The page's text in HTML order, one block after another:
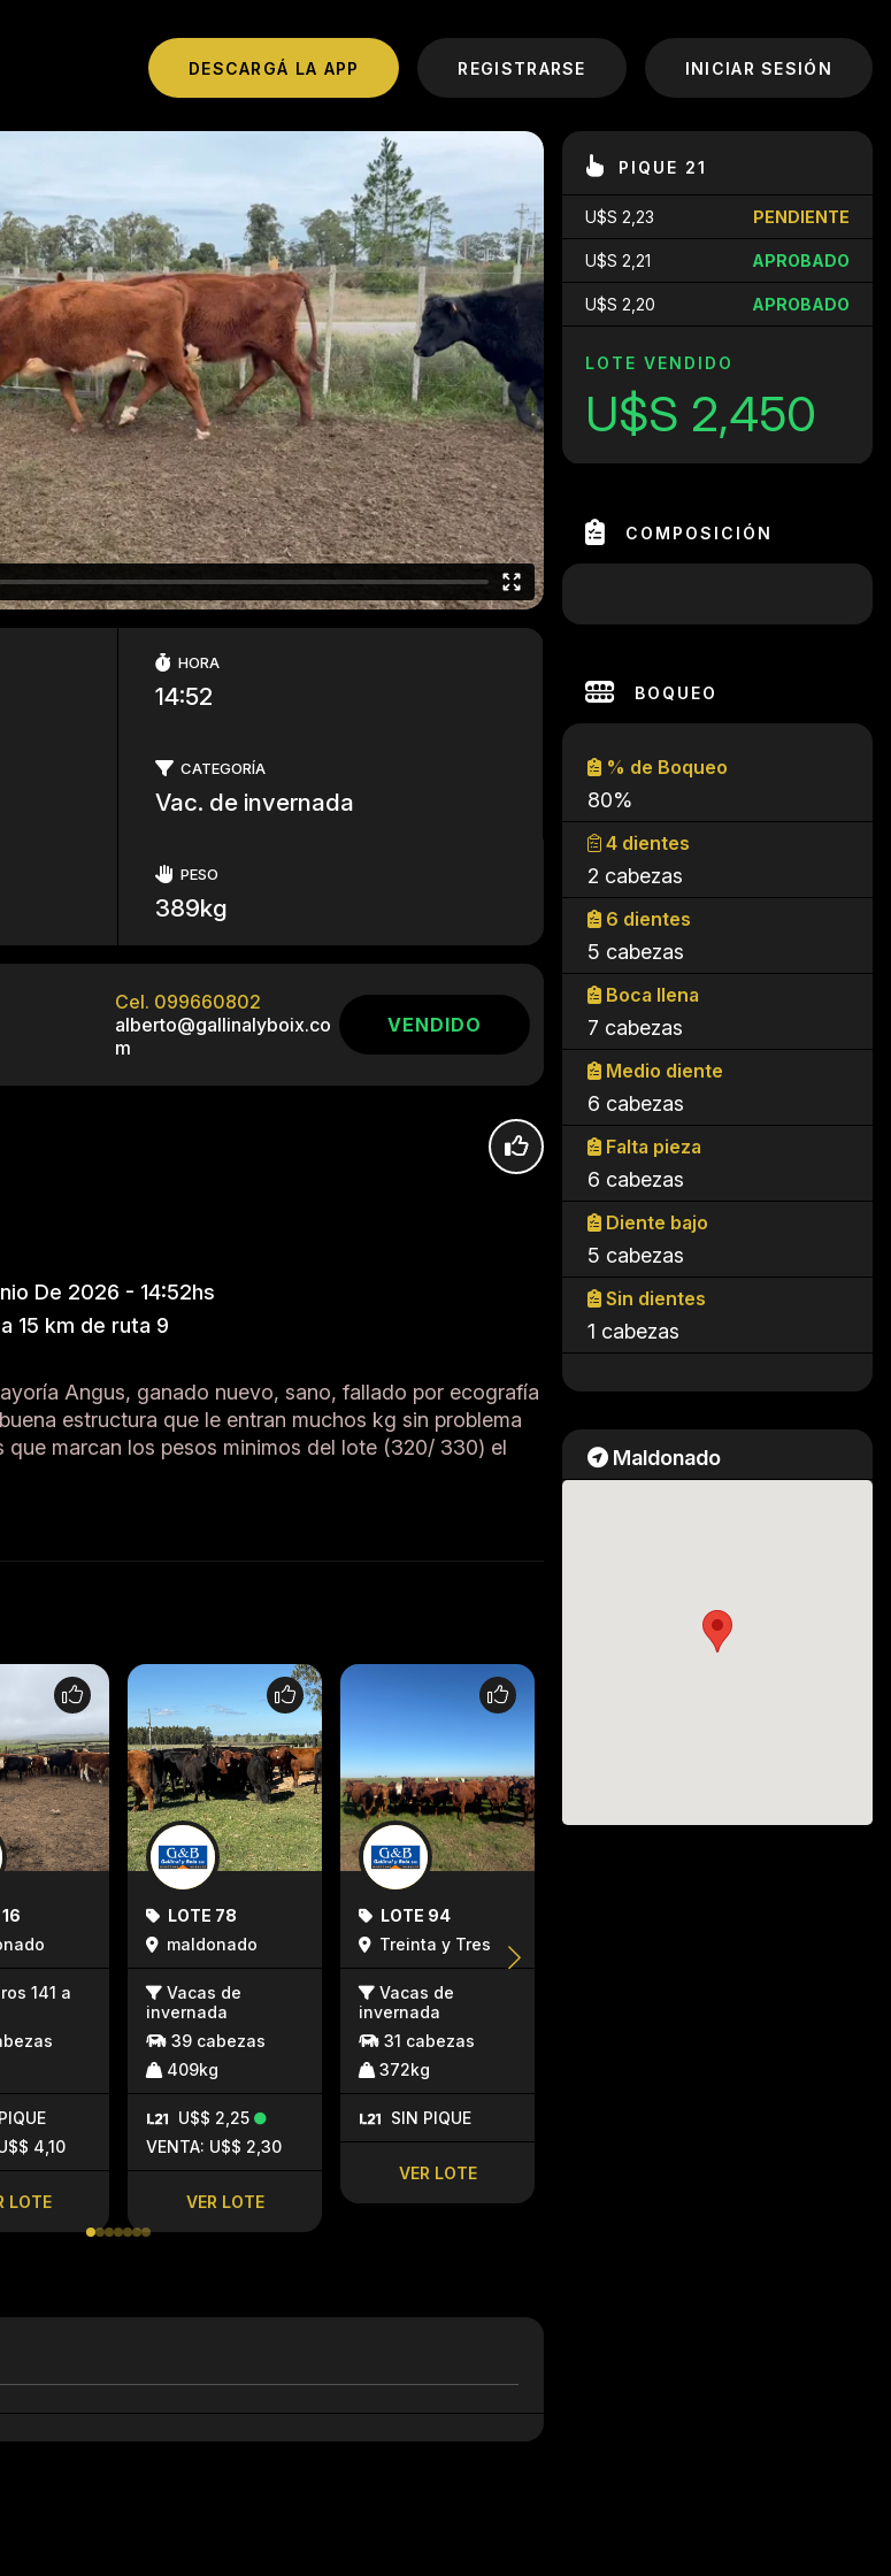
DESCARGÁ LA APP REGISTRARSE INICIAR SESIÓN
PIQUE 21
U$S 2,23 PENDIENTE
U$S 2,21 APROBADO
U$S 2,20 APROBADO
LOTE VENDIDO
U$S 2,450
COMPOSICIÓN
BOQUEO
% de Boqueo
80%
4 dientes
2 cabezas
6 dientes
5 cabezas
Boca llena
7 cabezas
Medio diente
6 cabezas
Falta pieza
6 cabezas
Diente bajo
5 cabezas
Sin dientes
1 cabezas
Maldonado
HORA
14:52
CATEGORÍA
Vac. de invernada
PESO
389kg
Cel. 099660802
alberto@gallinalyboix.co
m
VENDIDO
De 2026 - 14:52hs
15 km de ruta 9
Angus, ganado nuevo, sano, fallado por ecografía
estructura que le entran muchos kg sin problema
marcan los pesos minimos del lote (320/ 330) el
141 a
4,10
LOTE
LOTE 78
maldonado
Vacas de
invernada
39 cabezas
409kg
U$$ 2,25
VENTA: U$$ 2,30
VER LOTE
LOTE 94
Treinta y Tres
Vacas de
invernada
31 cabezas
372kg
SIN PIQUE
VER LOTE